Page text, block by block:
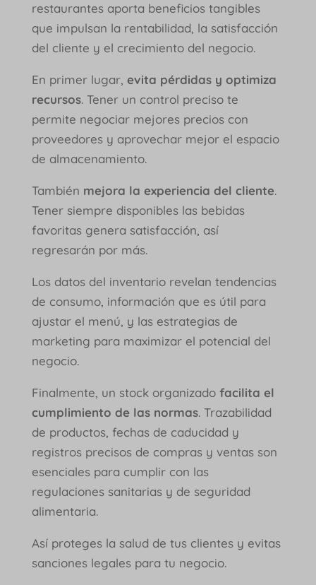
restaurantes aporta beneficios tangibles
que impulsan la rentabilidad, la satisfacción
del cliente y el crecimiento del negocio.
En primer lugar, evita pérdidas y optimiza
recursos. Tener un control preciso te
permite negociar mejores precios con
proveedores y aprovechar mejor el espacio
de almacenamiento.
También mejora la experiencia del cliente.
Tener siempre disponibles las bebidas
favoritas genera satisfacción, así
regresarán por más.
Los datos del inventario revelan tendencias
de consumo, información que es útil para
ajustar el menú, y las estrategias de
marketing para maximizar el potencial del
negocio.
Finalmente, un stock organizado facilita el
cumplimiento de las normas. Trazabilidad
de productos, fechas de caducidad y
registros precisos de compras y ventas son
esenciales para cumplir con las
regulaciones sanitarias y de seguridad
alimentaria.
Así proteges la salud de tus clientes y evitas
sanciones legales para tu negocio.